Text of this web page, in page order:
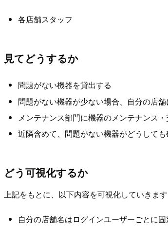
各店舗スタッフ
見てどうするか
問題がない機器を貸出する
問題がない機器が少ない場合、自分の店
メンテナンス部門に機器のメンテナンス
近隣含めて、問題がない機器がどうして
どう可視化するか
上記をもとに、以下内容を可視化していきます
自分の店舗名はログインユーザーごとに